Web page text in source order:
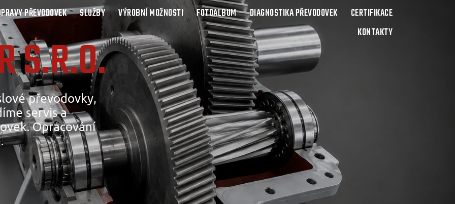
PŘEVODOVEK SLUŽBY VÝROBNÍ MOŽNOSTI FOTOALBUM DIAGNOSTIKA PŘEVODOVEK
CERTIFIKACE
KONTAKTY
S.R.O.
převodovky,
servis a
Opracování